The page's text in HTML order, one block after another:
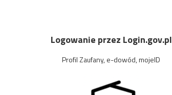
Logowanie przez Login.gov.pl
Profil Zaufany, e-dowód, mojeID